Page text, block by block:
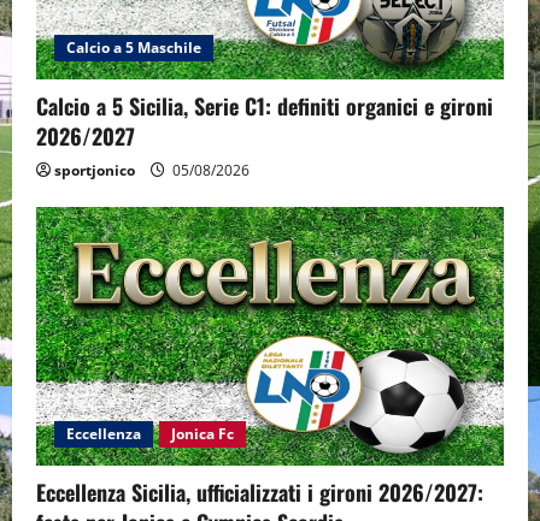
Calcio a 5 Maschile
Calcio a 5 Sicilia, Serie C1: definiti organici e gironi
2026/2027
sportjonico 05/08/2026
Eccellenza Jonica Fc
Eccellenza Sicilia, ufficializzati i gironi 2026/2027: